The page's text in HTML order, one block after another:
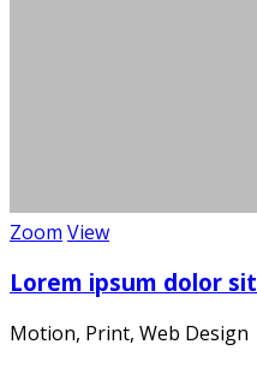
Zoom View
Lorem ipsum dolor sit
Motion, Print, Web Design